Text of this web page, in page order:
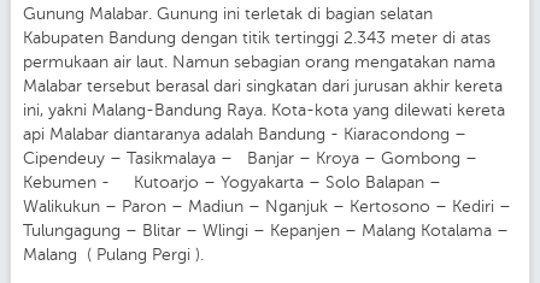
Gunung Malabar. Gunung ini terletak di bagian selatan
Kabupaten Bandung dengan titik tertinggi 2.343 meter di atas
permukaan air laut. Namun sebagian orang mengatakan nama
Malabar tersebut berasal dari singkatan dari jurusan akhir kereta
ini, yakni Malang-Bandung Raya. Kota-kota yang dilewati kereta
api Malabar diantaranya adalah Bandung - Kiaracondong –
Cipendeuy – Tasikmalaya – Banjar – Kroya – Gombong –
Kebumen - Kutoarjo – Yogyakarta – Solo Balapan –
Walikukun – Paron – Madiun – Nganjuk – Kertosono – Kediri –
Tulungagung – Blitar – Wlingi – Kepanjen – Malang Kotalama –
Malang ( Pulang Pergi ).